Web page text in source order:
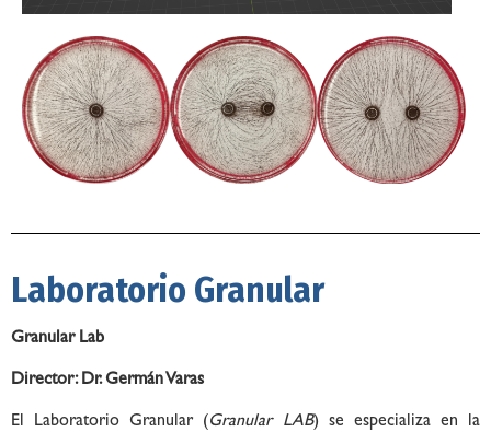
Laboratorio Granular
Granular Lab
Director: Dr. Germán Varas
El Laboratorio Granular (Granular LAB) se especializa en la